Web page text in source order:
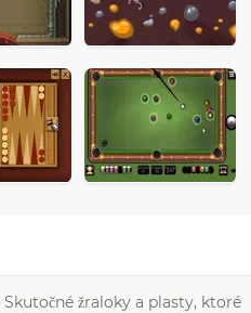
žraloky a plasty, ktoré